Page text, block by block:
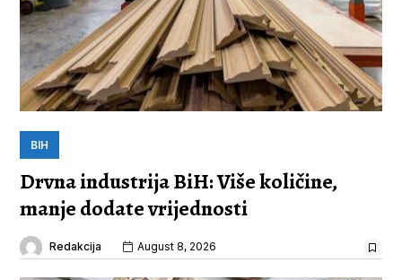
BIH
Drvna industrija BiH: Više količine,
manje dodate vrijednosti
Redakcija August 8, 2026